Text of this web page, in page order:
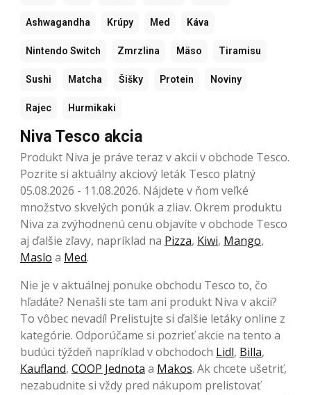
Ashwagandha Krúpy Med Káva
Nintendo Switch Zmrzlina Mäso Tiramisu
Sushi Matcha Šišky Protein Noviny
Rajec Hurmikaki
Niva Tesco akcia
Produkt Niva je práve teraz v akcii v obchode Tesco.
Pozrite si aktuálny akciový leták Tesco platný
05.08.2026 - 11.08.2026. Nájdete v ňom veľké
množstvo skvelých ponúk a zliav. Okrem produktu
Niva za zvýhodnenú cenu objavíte v obchode Tesco
aj ďalšie zľavy, napríklad na Pizza, Kiwi, Mango,
Maslo a Med.
Nie je v aktuálnej ponuke obchodu Tesco to, čo
hľadáte? Nenašli ste tam ani produkt Niva v akcii?
To vôbec nevadí! Prelistujte si ďalšie letáky online z
kategórie. Odporúčame si pozrieť akcie na tento a
budúci týždeň napríklad v obchodoch Lidl, Billa,
Kaufland, COOP Jednota a Makos. Ak chcete ušetriť,
nezabudnite si vždy pred nákupom prelistovať